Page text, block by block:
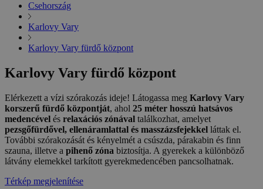
Csehország
Karlovy Vary
Karlovy Vary fürdő központ
Karlovy Vary fürdő központ
Elérkezett a vízi szórakozás ideje! Látogassa meg Karlovy Vary
korszerű fürdő központját, ahol 25 méter hosszú hatsávos
medencével és relaxációs zónával találkozhat, amelyet
pezsgőfürdővel, ellenáramlattal és masszázsfejekkel láttak el.
További szórakozását és kényelmét a csúszda, párakabin és finn
szauna, illetve a pihenő zóna biztosítja. A gyerekek a különböző
látvány elemekkel tarkított gyerekmedencében pancsolhatnak.
Térkép megjelenítése